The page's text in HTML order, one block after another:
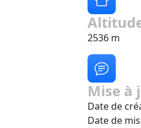
2536 m
Mise à
Date de
Date de